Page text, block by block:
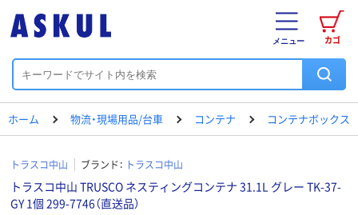
カゴ
メニュー
ホーム 物流・現場用品/台車 コンテナ コンテナボックス
トラスコ中山 ブランド： トラスコ中山
トラスコ中山 TRUSCO ネスティングコンテナ 31.1L グレー TK-37-
GY 1個 299-7746（直送品）